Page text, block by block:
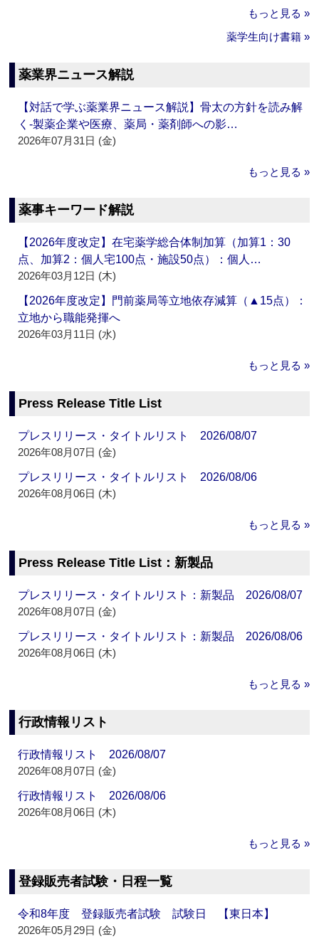
もっと見る »
薬学生向け書籍 »
薬業界ニュース解説
【対話で学ぶ薬業界ニュース解説】骨太の方針を読み解
く‐製薬企業や医療、薬局・薬剤師への影…
2026年07月31日 (金)
もっと見る »
薬事キーワード解説
【2026年度改定】在宅薬学総合体制加算（加算1：30
点、加算2：個人宅100点・施設50点）：個人…
2026年03月12日 (木)
【2026年度改定】門前薬局等立地依存減算（▲15点）：
立地から職能発揮へ
2026年03月11日 (水)
もっと見る »
Press Release Title List
プレスリリース・タイトルリスト 2026/08/07
2026年08月07日 (金)
プレスリリース・タイトルリスト 2026/08/06
2026年08月06日 (木)
もっと見る »
Press Release Title List：新製品
プレスリリース・タイトルリスト：新製品 2026/08/07
2026年08月07日 (金)
プレスリリース・タイトルリスト：新製品 2026/08/06
2026年08月06日 (木)
もっと見る »
行政情報リスト
行政情報リスト 2026/08/07
2026年08月07日 (金)
行政情報リスト 2026/08/06
2026年08月06日 (木)
もっと見る »
登録販売者試験・日程一覧
令和8年度 登録販売者試験 試験日 【東日本】
2026年05月29日 (金)